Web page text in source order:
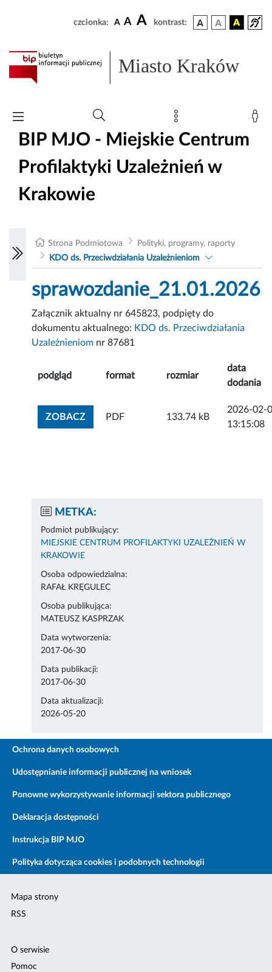
czcionka: A A A kontrast:
Miasto Kraków
BIP MJO - Miejskie Centrum
Profilaktyki Uzależnień w
Krakowie
Strona Podmiotowa
Polityki, programy, raporty
KDO ds. Przeciwdziałania Uzależnieniom
sprawozdanie_21.01.2026
Załącznik aktualny nr 645823, podpięty do
dokumentu aktualnego: KDO ds. Przeciwdziałania
Uzależnieniom nr 87681
podgląd format rozmiar
data
dodania
ZOBACZZOBACZ ZAŁĄCZNIK
PDF 133.74 kB
2026-02-
13:15:08
METKA:
Podmiot publikujący:
MIEJSKIE CENTRUM PROFILAKTYKI UZALEŻNIEŃ W
KRAKOWIE
Osoba odpowiedzialna:
RAFAŁ KRĘGULEC
Osoba publikująca:
MATEUSZ KASPRZAK
Data wytworzenia:
2017-06-30
Data publikacji:
2017-06-30
Data aktualizacji:
2026-05-20
Ochrona danych osobowych
Udostępnianie informacji publicznej na wniosek
Ponowne wykorzystywanie informacji sektora publicznego
Deklaracja dostępności
Instrukcja BIP MJO
Polityka dotycząca cookies i podobnych technologii
Mapa strony
RSS
O serwisie
Pomoc